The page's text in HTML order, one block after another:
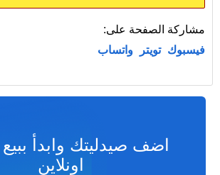
مشاركة الصفحة على:
فيسبوك تويتر واتساب
اضف صيدليتك وابدأ ببيع
اونلاين